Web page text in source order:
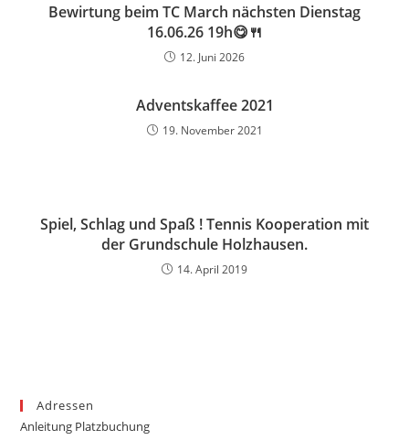
Bewirtung beim TC March nächsten Dienstag
16.06.26 19h😋🍴
12. Juni 2026
Adventskaffee 2021
19. November 2021
Spiel, Schlag und Spaß ! Tennis Kooperation mit
der Grundschule Holzhausen.
14. April 2019
Adressen
Anleitung Platzbuchung